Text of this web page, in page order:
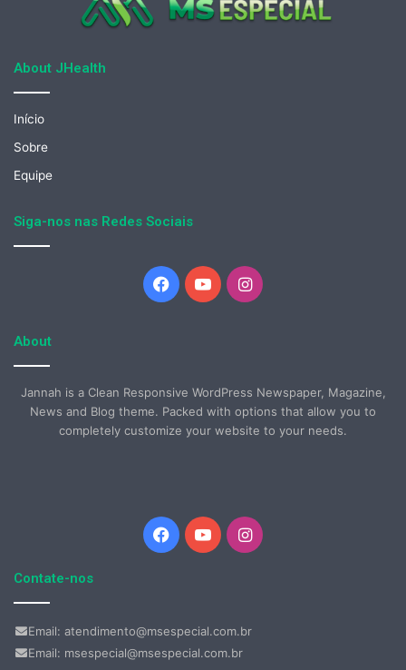
About JHealth
Início
Sobre
Equipe
Siga-nos nas Redes Sociais
Facebook
YouTubeInstagram
About
Jannah is a Clean Responsive WordPress Newspaper, Magazine,
News and Blog theme. Packed with options that allow you to
completely customize your website to your needs.
Facebook
YouTubeInstagram
Contate-nos
Email: atendimento@msespecial.com.br
Email: msespecial@msespecial.com.br